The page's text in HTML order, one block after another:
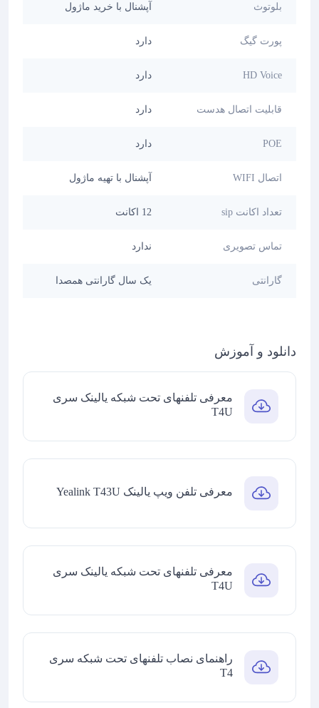
بلوتوث آپشنال با خرید ماژول
پورت گیگ دارد
HD Voice دارد
قابلیت اتصال هدست دارد
POE دارد
اتصال WIFI آپشنال با تهیه ماژول
تعداد اکانت sip 12 اکانت
تماس تصویری ندارد
گارانتی یک سال گارانتی همصدا
دانلود و آموزش
معرفی تلفنهای تحت شبکه یالینک سری
T4U
معرفی تلفن ویپ یالینک Yealink T43U
معرفی تلفنهای تحت شبکه یالینک سری
T4U
راهنمای نصاب تلفنهای تحت شبکه سری
T4